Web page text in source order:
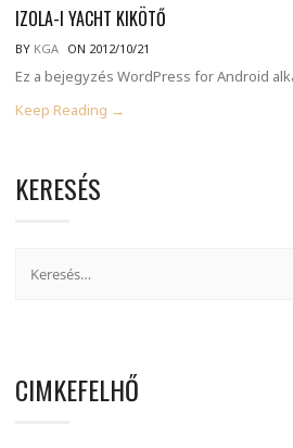
IZOLA-I YACHT KIKÖTŐ
BY KGA ON 2012/10/21
Ez a bejegyzés WordPress for Android
Keep Reading →
KERESÉS
CIMKEFELHŐ